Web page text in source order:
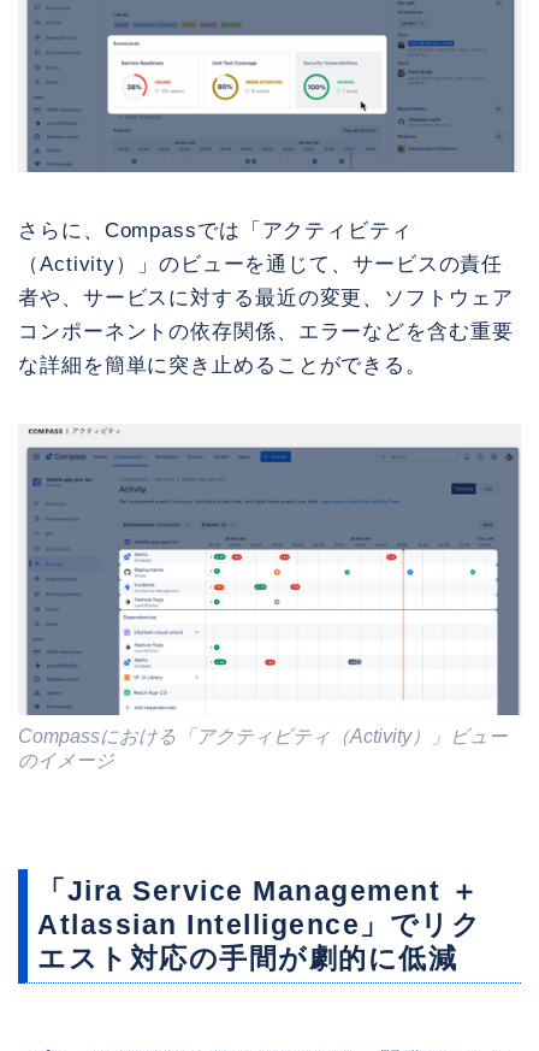
さらに、Compassでは「アクティビティ
（Activity）」のビューを通じて、サービスの責任
者や、サービスに対する最近の変更、ソフトウェア
コンポーネントの依存関係、エラーなどを含む重要
な詳細を簡単に突き止めることができる。
Compassにおける「アクティビティ（Activity）」ビュー
のイメージ
「Jira Service Management ＋
Atlassian Intelligence」でリク
エスト対応の手間が劇的に低減